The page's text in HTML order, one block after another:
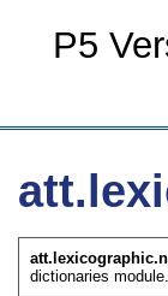
P5
dictionaries module.